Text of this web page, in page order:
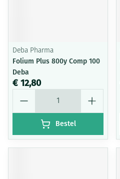
Deba Pharma
Folium Plus 800y Comp 100
Deba
€ 12,80
Bestel